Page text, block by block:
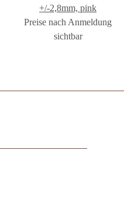
+/-2,8mm, pink
Preise nach Anmeldung
sichtbar